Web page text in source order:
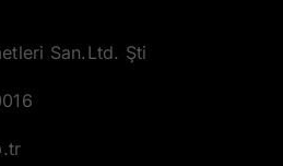
San.Ltd. Şti